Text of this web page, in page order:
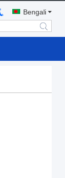
Bengali
search